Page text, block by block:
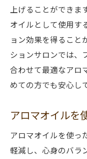
上げることができま
オイルとして使用す
ョン効果を得ること
ションサロンでは、
合わせて最適なアロ
めての方でも安心し
アロマオイルを
アロマオイルを使っ
軽減し、心身のバラ